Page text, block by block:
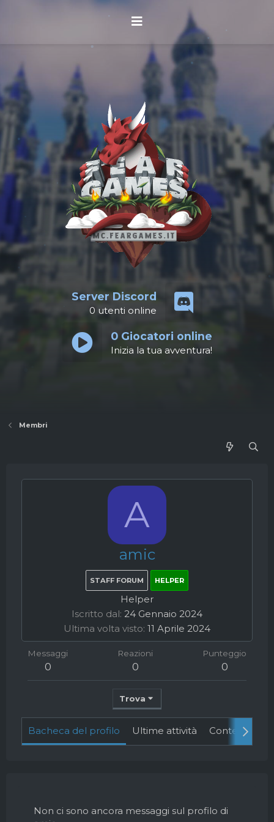
Server Discord
0 utenti online
0Giocatori online
Inizia la tua avventura!
Membri
A
amic
STAFF FORUM HELPER
Helper
Iscritto dal 24 Gennaio 2024
Ultima volta visto 11 Aprile 2024
Messaggi
0
Reazioni
0
Punteggio
0
Trova
Bacheca del profilo Ultime attività Contenuto
Non ci sono ancora messaggi sul profilo di